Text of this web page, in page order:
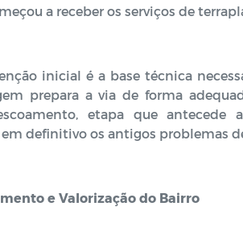
a receber os serviços de
inicial é a base técnica
prepara a via de forma
etapa que antecede
definitivo os antigos problemas
e Valorização do Bairro